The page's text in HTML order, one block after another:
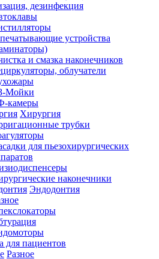
дезинфекция
устройства
и смазка наконечников
облучатели
Мойки
камеры
Хирургия
трубки
для пьезохирургических
наконечники
Эндодонтия
для пациентов
Разное